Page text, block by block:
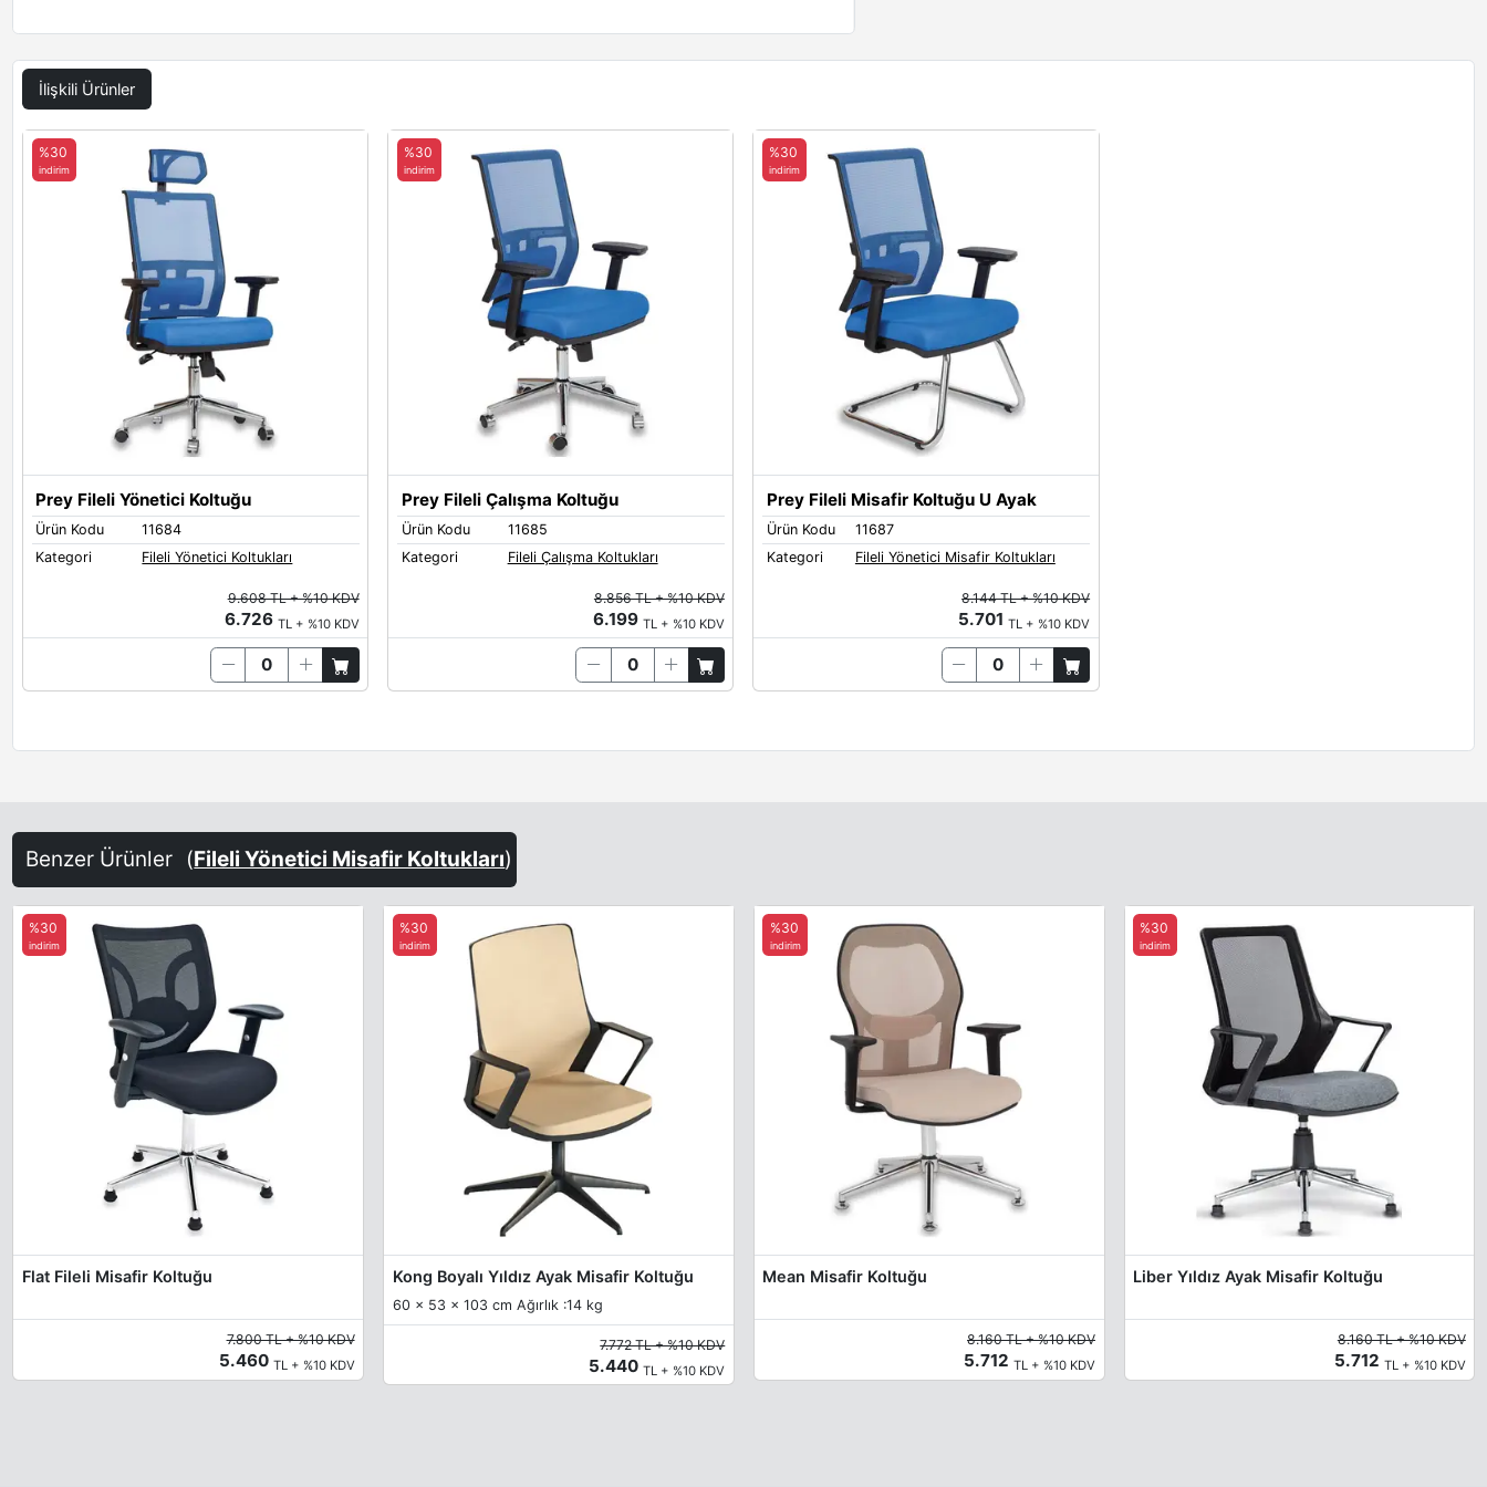
İlişkili Ürünler
Prey Fileli Yönetici Koltuğu
Ürün Kodu
11684
Kategori
Fileli Yönetici Koltukları
%30
indirim
9.608 TL + %10 KDV
6.726 TL + %10 KDV
Prey Fileli Çalışma Koltuğu
Ürün Kodu
11685
Kategori
Fileli Çalışma Koltukları
%30
indirim
8.856 TL + %10 KDV
6.199 TL + %10 KDV
Prey Fileli Misafir Koltuğu U Ayak
Ürün Kodu
11687
Kategori
Fileli Yönetici Misafir Koltukları
%30
indirim
8.144 TL + %10 KDV
5.701TL + %10 KDV
Benzer Ürünler (Fileli Yönetici Misafir Koltukları)
Flat Fileli Misafir Koltuğu
%30
indirim
7.800 TL + %10 KDV
5.460 TL + %10 KDV
Kong Boyalı Yıldız Ayak Misafir Koltuğu
60 x 53 x 103 cm Ağırlık :14 kg
%30
indirim
7.772 TL + %10 KDV
5.440TL + %10 KDV
Mean Misafir Koltuğu
%30
indirim
8.160 TL + %10 KDV
5.712TL + %10 KDV
Liber Yıldız Ayak Misafir Koltuğu
%30
indirim
8.160 TL + %10 KDV
5.712 TL + %10 KDV